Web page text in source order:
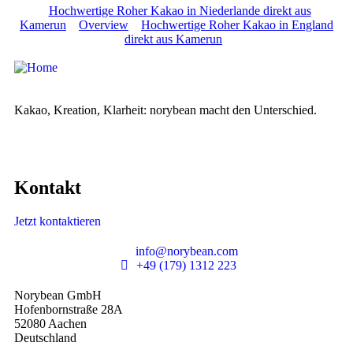
Hochwertige Roher Kakao in Niederlande direkt aus
Kamerun
Overview
Hochwertige Roher Kakao in England
direkt aus Kamerun
Kakao, Kreation, Klarheit: norybean macht den Unterschied.
Kontakt
Jetzt kontaktieren
info@norybean.com
+49 (179) 1312 223
Norybean GmbH
Hofenbornstraße 28A
52080 Aachen
Deutschland